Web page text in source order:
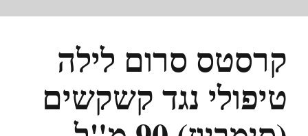
קרסטס סרום לילה
טיפולי נגד קשקשים